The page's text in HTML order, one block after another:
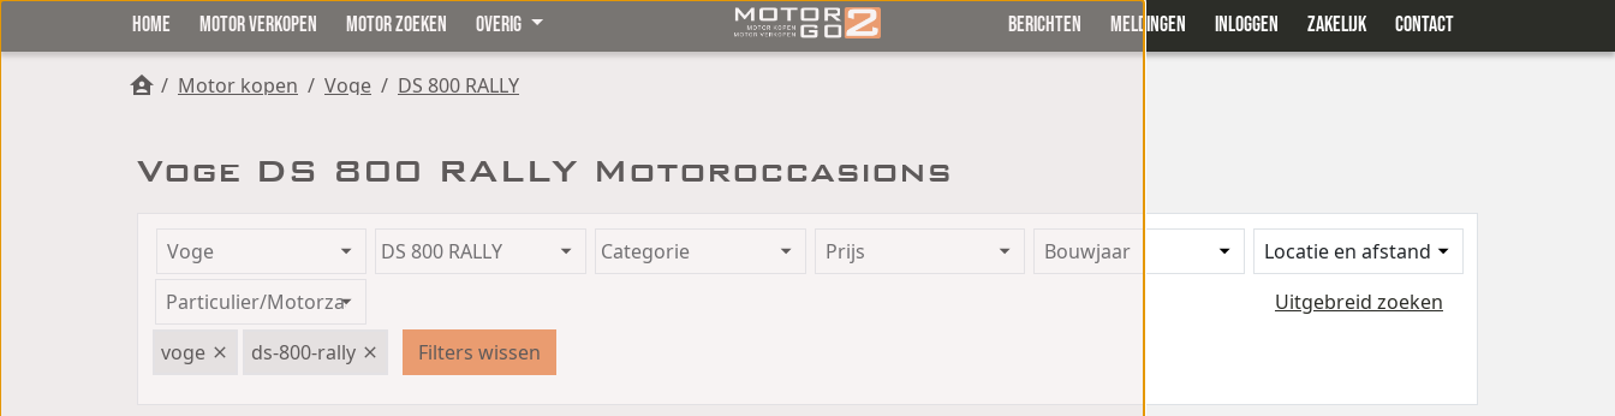
HOME MOTOR VERKOPEN MOTOR ZOEKEN OVERIG BERICHTEN MELDINGEN INLOGGEN ZAKELIJK CONTACT
/ Motor kopen / Voge / DS 800 RALLY
Voge DS 800 RALLY Motoroccasions
Prijs Bouwjaar
Locatie en afstand
Uitgebreid zoeken
voge
ds-800-rally Filters wissen